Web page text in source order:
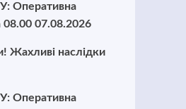
Оперативна
08.00 07.08.2026
Жахливі наслідки
Оперативна